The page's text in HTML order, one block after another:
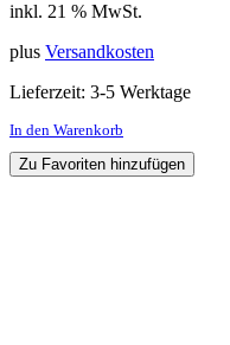
inkl. 21 % MwSt.
plus Versandkosten
Lieferzeit: 3-5 Werktage
In den Warenkorb
Zu Favoriten hinzufügen